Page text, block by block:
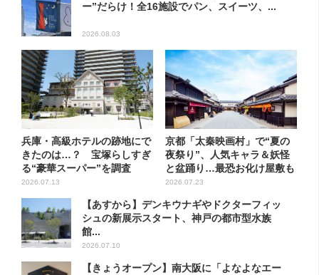
ー”だらけ！全16施設でパン、スイーツ、...
2026.08.03
兵庫・高級ホテルの跡地にで
きたのは…？ 宝塚らしすぎ
る“豪華スーパー”を調査
2026.07.13
京都「太秦映画村」で“夏の
夜祭り”、人気キャラ＆妖怪
と盆踊り…最恐お化け屋敷も
リ...
2026.07.23
【あすから】デンキウナギやドクターフィッ
シュの新展示スタート、神戸の都市型水族
館...
2026.07.10
【きょうオープン】南大阪に「よなよなエー